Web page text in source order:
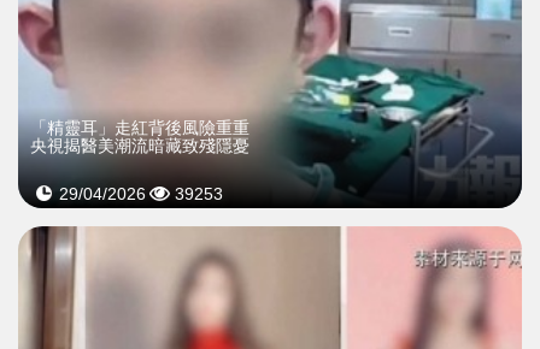
「精靈耳」走紅背後風險重重
央視揭醫美潮流暗藏致殘隱憂
29/04/2026 39253